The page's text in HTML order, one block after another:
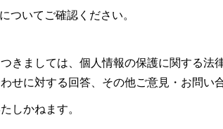
ついてご確認ください。
きましては、個人情報の保護に関する
せに対する回答、その他ご意見・お問い
しかねます。